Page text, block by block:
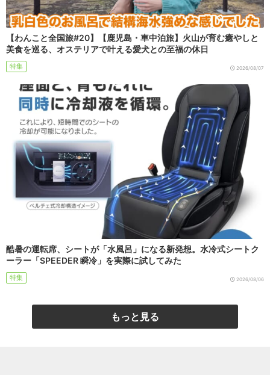
【わんこと全国旅#20】【鹿児島・車中泊旅】火山が育む癒やしと
美食を巡る、オステリアで叶える愛犬との至福の休日
特集 2026/08/07
酷暑の運転席、シートが「水風呂」になる新発想。水冷式シートク
ーラー「SPEEDER 瞬冷」を実際に試してみた
特集 2026/08/06
もっと見る